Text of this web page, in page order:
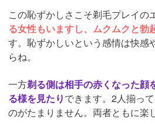
この恥ずかしさこそ剃毛プレイの
る女性もいますし、ムクムクと勃
す。恥ずかしいという感情は快感
らね。
一方剃る側は相手の赤くなった顔
る様を見たりできます。2人揃っ
のがたまりません。両者ともに楽